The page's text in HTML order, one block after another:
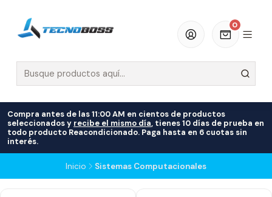
0
Compra antes de las 11:00 AM en cientos de productos
seleccionados y recibe el mismo día, tienes 10 días de prueba en
todo producto Reacondicionado. Paga hasta en 6 cuotas sin
interés.
Inicio Sistemas Computacionales